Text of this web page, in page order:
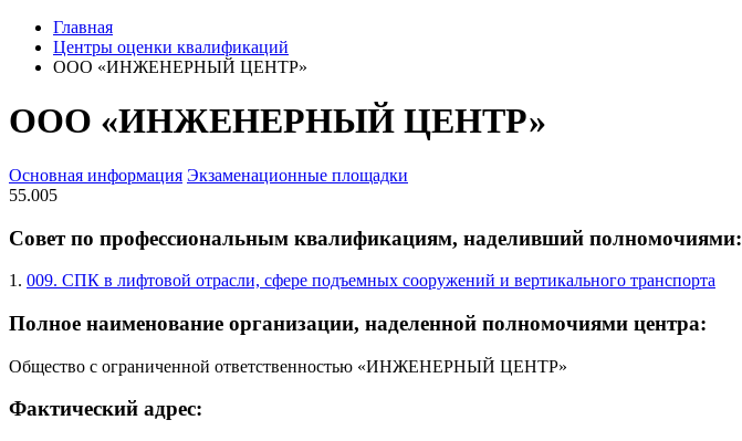
Главная
Центры оценки квалификаций
ООО «ИНЖЕНЕРНЫЙ ЦЕНТР»
ООО «ИНЖЕНЕРНЫЙ ЦЕНТР»
Основная информация Экзаменационные площадки
55.005
Совет по профессиональным квалификациям, наделивший полномочиями:
1. 009. СПК в лифтовой отрасли, сфере подъемных сооружений и вертикального транспорта
Полное наименование организации, наделенной полномочиями центра:
Общество с ограниченной ответственностью «ИНЖЕНЕРНЫЙ ЦЕНТР»
Фактический адрес: